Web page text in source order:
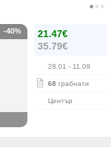
21.47€
35.79€
28.01 - 11.09
68 грабнати
Център
-40%